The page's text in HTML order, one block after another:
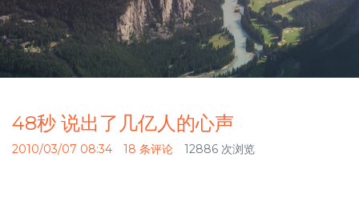
48秒 说出了几亿人的心声
2010/03/07 08:34 18 条评论 12886 次浏览